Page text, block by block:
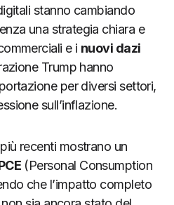
stanno cambiando
una strategia chiara e
e i nuovi dazi
Trump hanno
per diversi settori,
sull’inflazione.
recenti mostrano un
(Personal Consumption
che l’impatto completo